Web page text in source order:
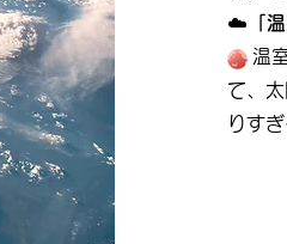
☁️ 「
温室
て、
りす